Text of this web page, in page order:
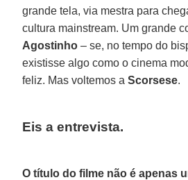
grande tela, via mestra para
cultura mainstream. Um grande
Agostinho – se, no tempo do
existisse algo como o cinema
feliz. Mas voltemos aScorsese.
Eis a entrevista.
O título do filme não é apenas